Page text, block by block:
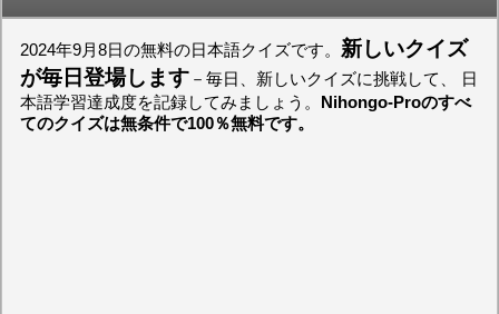
（いま）は全力
でお金（かね
いますwww。
[quote] すごいす
うございまし
2024年9月8日の無料の日本語クイズです。 新しいクイズ
が毎日登場します －毎日、新しいクイズに挑戦して、 日
本語学習達成度を記録してみましょう。 Nihongo-Proのすべ
てのクイズは無条件で100％無料です。